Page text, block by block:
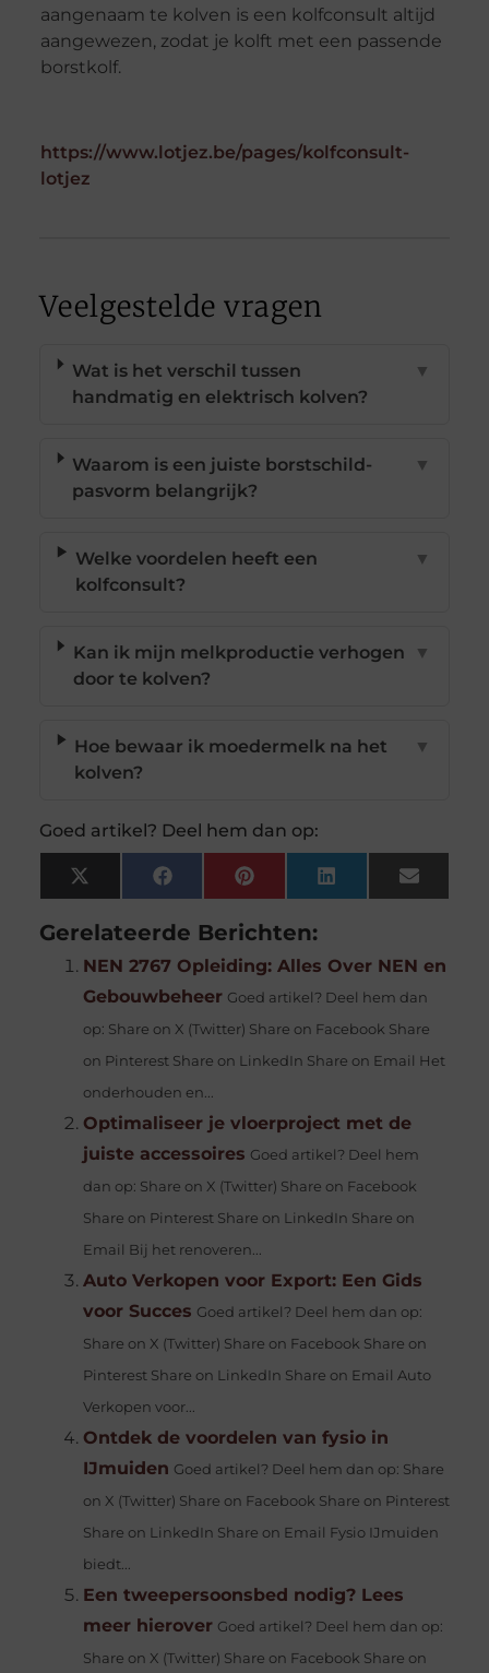
aangenaam te kolven is een kolfconsult altijd
aangewezen, zodat je kolft met een passende
borstkolf.
https://www.lotjez.be/pages/kolfconsult-
lotjez
Veelgestelde vragen
Wat is het verschil tussen
handmatig en elektrisch kolven?
▼
Waarom is een juiste borstschild-
pasvorm belangrijk?
▼
Welke voordelen heeft een
kolfconsult?
▼
Kan ik mijn melkproductie verhogen
door te kolven?
▼
Hoe bewaar ik moedermelk na het
kolven?
▼
Goed artikel? Deel hem dan op:
X
(Twitter)
FacebookPinterestLinkedInEmail
Gerelateerde Berichten:
NEN 2767 Opleiding: Alles Over NEN en
Gebouwbeheer Goed artikel? Deel hem dan
op: Share on X (Twitter) Share on Facebook Share
on Pinterest Share on LinkedIn Share on Email Het
onderhouden en...
Optimaliseer je vloerproject met de
juiste accessoires Goed artikel? Deel hem
dan op: Share on X (Twitter) Share on Facebook
Share on Pinterest Share on LinkedIn Share on
Email Bij het renoveren...
Auto Verkopen voor Export: Een Gids
voor Succes Goed artikel? Deel hem dan op:
Share on X (Twitter) Share on Facebook Share on
Pinterest Share on LinkedIn Share on Email Auto
Verkopen voor...
Ontdek de voordelen van fysio in
IJmuiden Goed artikel? Deel hem dan op: Share
on X (Twitter) Share on Facebook Share on Pinterest
Share on LinkedIn Share on Email Fysio IJmuiden
biedt...
Een tweepersoonsbed nodig? Lees
meer hierover Goed artikel? Deel hem dan op:
Share on X (Twitter) Share on Facebook Share on